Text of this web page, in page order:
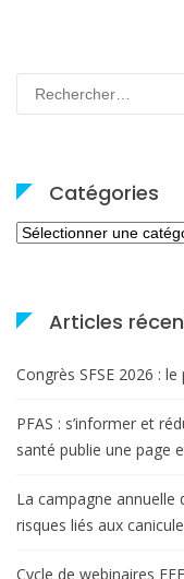
Catégories
Catégories
Articles
Congrès SFSE 2026 :
PFAS : s’informer et
santé publie une page
La campagne annuelle
risques liés aux
Cycle de webinaires